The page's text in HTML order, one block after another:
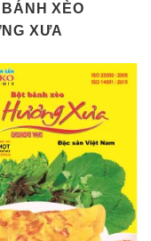
BÁNH XÈO
XƯA